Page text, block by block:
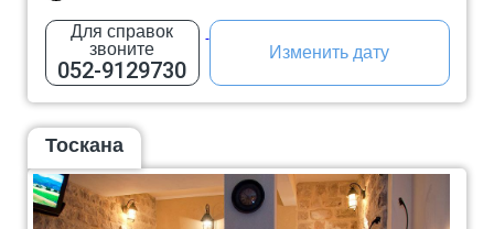
Для справок
звоните
052-9129730
Изменить дату
Тоскана